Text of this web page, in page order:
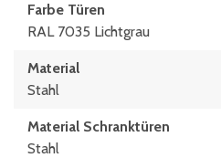
Farbe Türen
RAL 7035 Lichtgrau
Material
Stahl
Material Schranktüren
Stahl